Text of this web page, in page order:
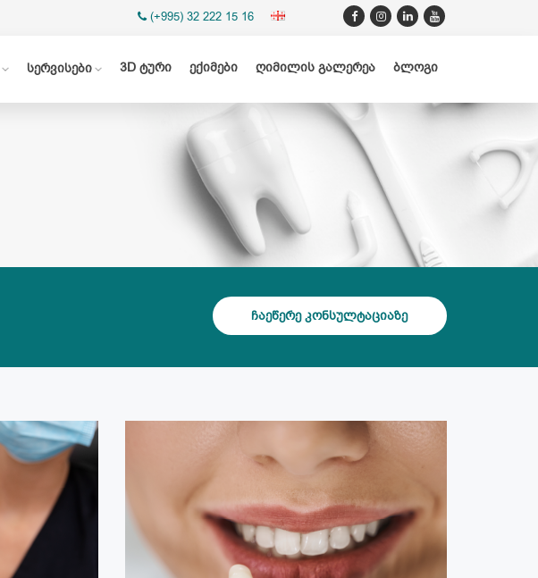
(+995) 32 222 15 16
სერვისები 3D ტური ექიმები ღიმილის გალერეა ბლოგი
ჩაეწერე კონსულტაციაზე